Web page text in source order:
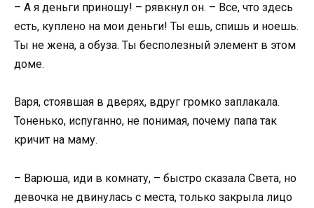
– А я деньги приношу! – рявкнул он. – Все, что здесь
есть, куплено на мои деньги! Ты ешь, спишь и ноешь.
Ты не жена, а обуза. Ты бесполезный элемент в этом
доме.
Варя, стоявшая в дверях, вдруг громко заплакала.
Тоненько, испуганно, не понимая, почему папа так
кричит на маму.
– Варюша, иди в комнату, – быстро сказала Света, но
девочка не двинулась с места, только закрыла лицо